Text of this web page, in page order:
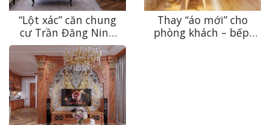
“Lột xác” căn chung
cư Trần Đăng Ninh
với nội thất tân cổ
điển cực thời thượng
Thay “áo mới” cho
phòng khách – bếp: